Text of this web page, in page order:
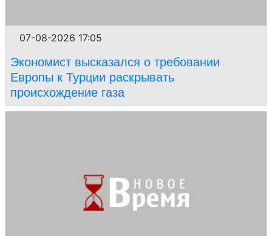
07-08-2026 17:05
Экономист высказался о требовании
Европы к Турции раскрывать
происхождение газа